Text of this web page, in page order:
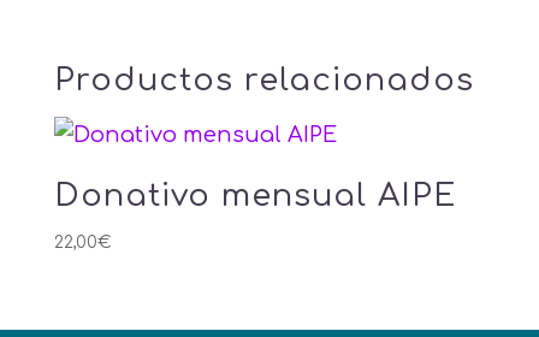
Productos relacionados
Donativo mensual AIPE
22,00€